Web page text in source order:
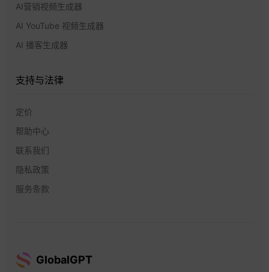
AI营销视频生成器
AI YouTube 视频生成器
AI 播客生成器
支持与法律
定价
帮助中心
联系我们
隐私政策
服务条款
GlobalGPT